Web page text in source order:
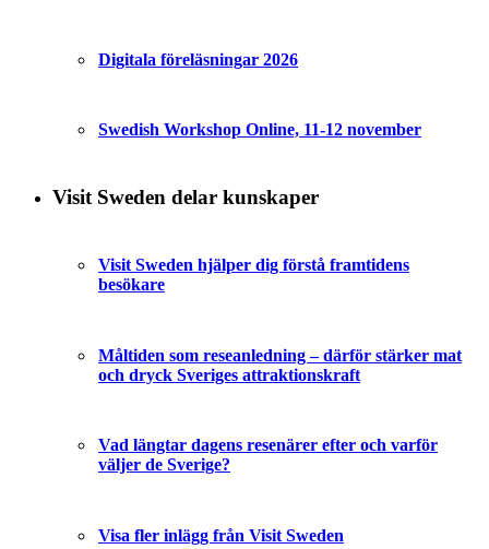
Digitala föreläsningar 2026
Swedish Workshop Online, 11-12 november
Visit Sweden delar kunskaper
Visit Sweden hjälper dig förstå framtidens
besökare
Måltiden som reseanledning – därför stärker mat
och dryck Sveriges attraktionskraft
Vad längtar dagens resenärer efter och varför
väljer de Sverige?
Visa fler inlägg från Visit Sweden